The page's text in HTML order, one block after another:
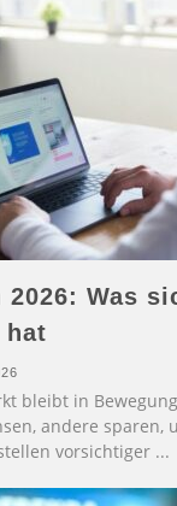
2026: Was
hat
bleibt in
andere sparen,
vorsichtiger ...